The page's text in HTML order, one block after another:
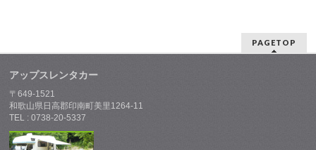
PAGETOP
アップスレンタカー
〒649-1521
和歌山県日高郡印南町美里1264-11
TEL : 0738-20-5337